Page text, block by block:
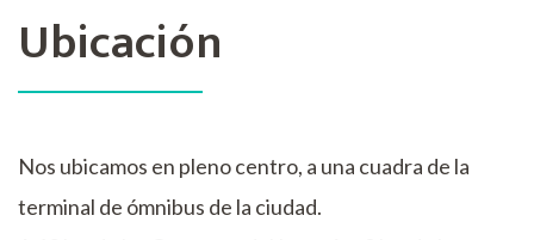
Ubicación
Nos ubicamos en pleno centro, a una cuadra de la
terminal de ómnibus de la ciudad.